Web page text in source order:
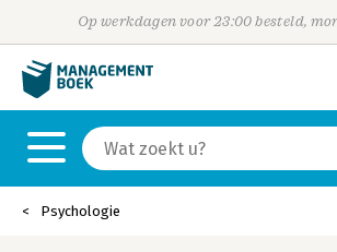
Op werkdagen voor 23:00 besteld,
Psychologie